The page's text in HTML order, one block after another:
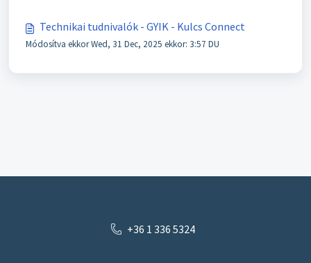
Technikai tudnivalók - GYIK - Kulcs Connect
Módosítva ekkor Wed, 31 Dec, 2025 ekkor: 3:57 DU
+36 1 336 5324